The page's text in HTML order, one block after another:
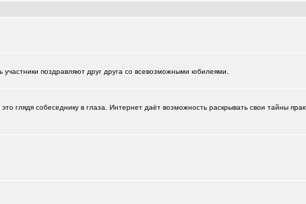
поздравляют друг друга со всевозможными юбилеями.
глядя собеседнику в глаза. Интернет даёт возможность раскрывать свои тайны